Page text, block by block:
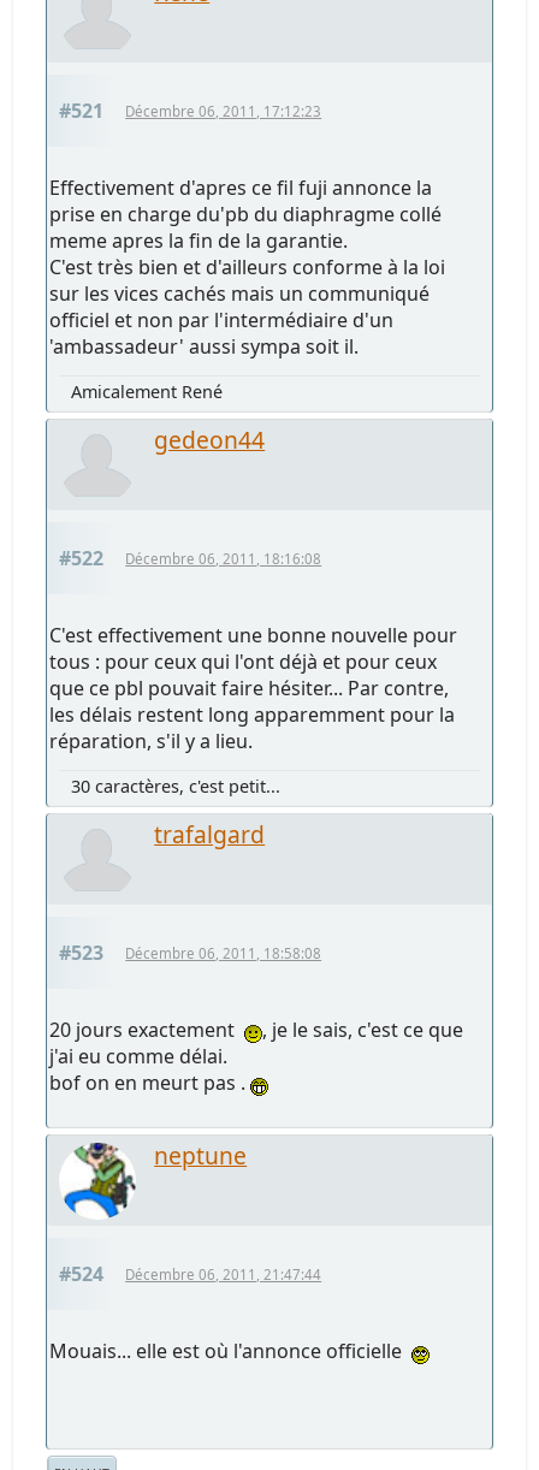
#521 Décembre 06, 2011, 17:12:23
Effectivement d'apres ce fil fuji annonce la
prise en charge du'pb du diaphragme collé
meme apres la fin de la garantie.
C'est très bien et d'ailleurs conforme à la loi
sur les vices cachés mais un communiqué
officiel et non par l'intermédiaire d'un
'ambassadeur' aussi sympa soit il.
Amicalement René
gedeon44
#522 Décembre 06, 2011, 18:16:08
C'est effectivement une bonne nouvelle pour
tous : pour ceux qui l'ont déjà et pour ceux
que ce pbl pouvait faire hésiter... Par contre,
les délais restent long apparemment pour la
réparation, s'il y a lieu.
30 caractères, c'est petit...
trafalgard
#523 Décembre 06, 2011, 18:58:08
20 jours exactement
, je le sais, c'est ce que
j'ai eu comme délai.
bof on en meurt pas .
neptune
#524 Décembre 06, 2011, 21:47:44
Mouais... elle est où l'annonce officielle